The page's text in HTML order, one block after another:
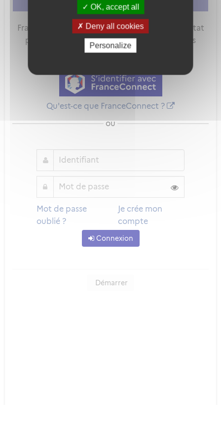
OK, accept all
Deny all cookies
Personalize
FranceConnect est la solution proposée par l'Etat
pour sécuriser et simplifier la connexion à vos
services en ligne.
Qu'est-ce que FranceConnect ?
ou
Mot de passe
oublié ?
Je crée mon
compte
Connexion
Démarrer